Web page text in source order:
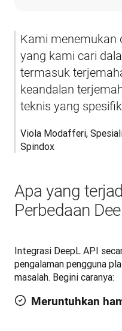
Kami menemukan
yang kami cari
termasuk
keandalan
teknis yang
Viola Modafferi,
Spindox
Apa yang
Perbedaan
Integrasi DeepL API
pengalaman pengguna
masalah. Begini caranya:
Meruntuhkan